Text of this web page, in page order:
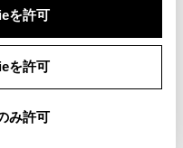
を許可
を許可
み許可
能です。